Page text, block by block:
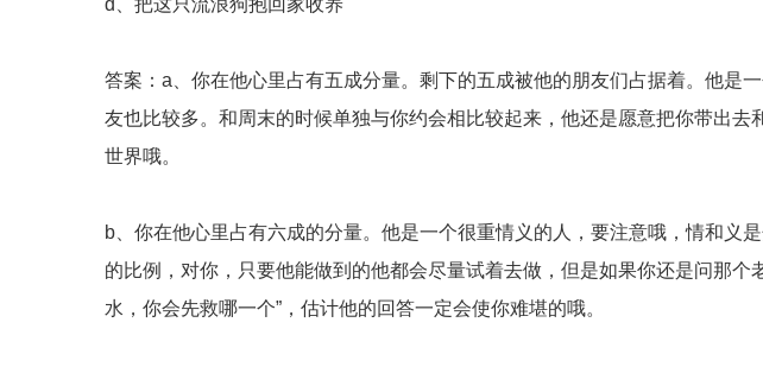
d、把这只流浪狗抱回家收养
答案：a、你在他心里占有五成分量。剩下的五成被他的朋友们占据着。他是
友也比较多。和周末的时候单独与你约会相比较起来，他还是愿意把你带出去
世界哦。
b、你在他心里占有六成的分量。他是一个很重情义的人，要注意哦，情和义
的比例，对你，只要他能做到的他都会尽量试着去做，但是如果你还是问那个
水，你会先救哪一个”，估计他的回答一定会使你难堪的哦。